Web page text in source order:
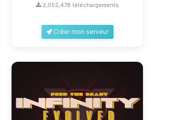
2,052,478 téléchargements
Créer mon serveur